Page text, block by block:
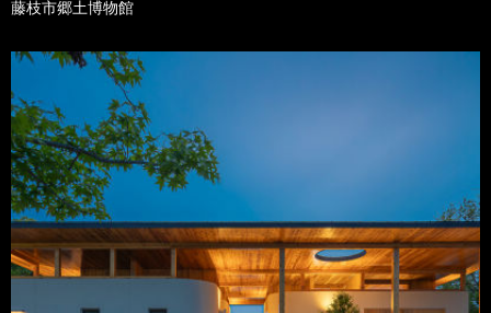
藤枝市郷土博物館